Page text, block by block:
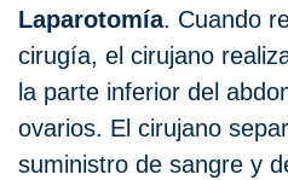
Laparotomía. Cuando
cirugía, el cirujano
la parte inferior del
ovarios. El cirujano
suministro de sangre y